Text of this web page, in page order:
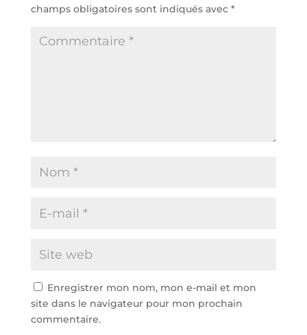
champs obligatoires sont indiqués avec *
Enregistrer mon nom, mon e-mail et mon
site dans le navigateur pour mon prochain
commentaire.